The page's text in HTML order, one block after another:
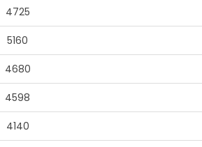
4725
5160
4680
4598
4140